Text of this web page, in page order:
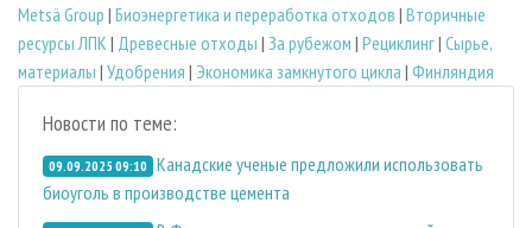
Metsä Group | Биoэнергетика и переработка отходов | Вторичные
ресурсы ЛПК | Древесные отходы | За рубежом | Рециклинг| Сырье,
материалы | Удобрения | Экономика замкнутого цикла | Финляндия
Новости по теме:
09.09.2025 09:10 Канадские ученые предложили использовать
биоуголь в производстве цемента